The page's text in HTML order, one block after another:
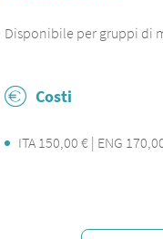
Disponibile per gruppi di
Costi
ITA 150,00 € | ENG